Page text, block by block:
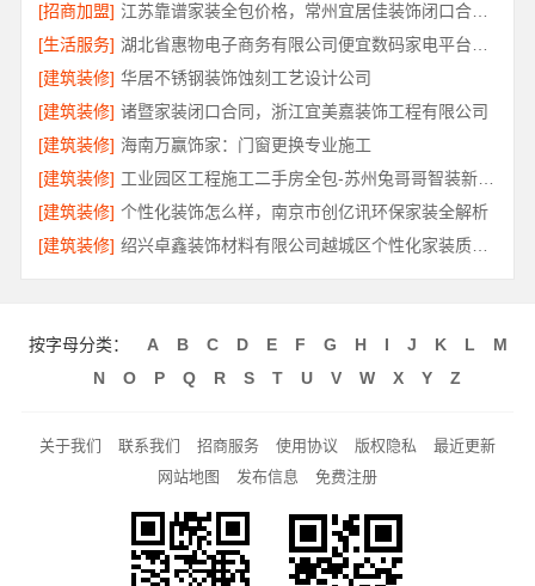
[招商加盟]
江苏靠谱家装全包价格，常州宜居佳装饰闭口合同详解
[生活服务]
[建筑装修] 华居不锈钢装饰蚀刻工艺设计公司
[建筑装修] 诸暨家装闭口合同，浙江宜美嘉装饰工程有限公司
[建筑装修] 海南万赢饰家：门窗更换专业施工
[建筑装修]
工业园区工程施工二手房全包-苏州兔哥哥智装新材料有限公司
[建筑装修] 个性化装饰怎么样，南京市创亿讯环保家装全解析
[建筑装修]
绍兴卓鑫装饰材料有限公司越城区个性化家装质量有保障
按字母分类： A B C D E F G H I J K L
M
N
O P Q R S T U V W X Y Z
关于我们 联系我们 招商服务 使用协议 版权隐私
最近更新
网站地图
发布信息 免费注册